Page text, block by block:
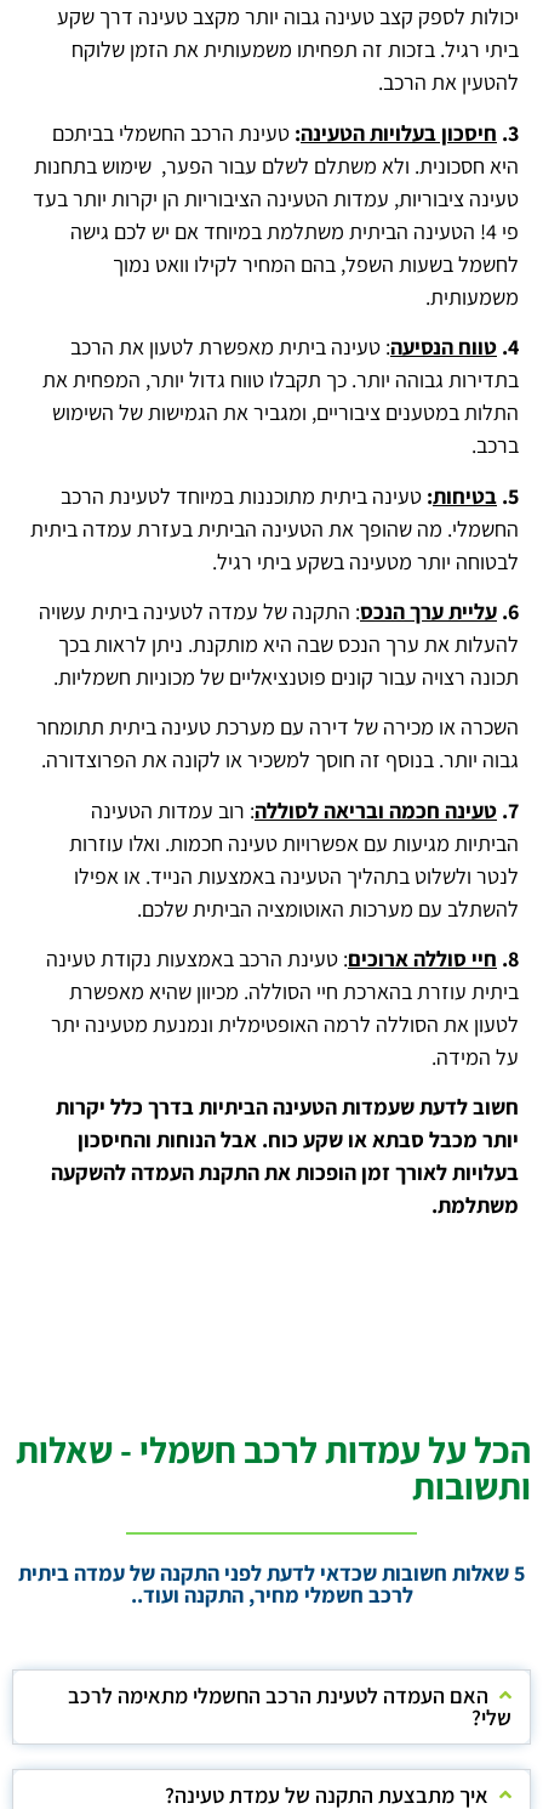
יכולות לספק קצב טעינה גבוה יותר מקצב טעינה דרך שקע
ביתי רגיל. בזכות זה תפחיתו משמעותית את הזמן שלוקח
להטעין את הרכב.
3. חיסכון בעלויות הטעינה: טעינת הרכב החשמלי בביתכם
היא חסכונית. ולא משתלם לשלם עבור הפער, שימוש בתחנות
טעינה ציבוריות, עמדות הטעינה הציבוריות הן יקרות יותר בעד
פי 4! הטעינה הביתית משתלמת במיוחד אם יש לכם גישה
לחשמל בשעות השפל, בהם המחיר לקילו וואט נמוך
משמעותית.
4. טווח הנסיעה: טעינה ביתית מאפשרת לטעון את הרכב
בתדירות גבוהה יותר. כך תקבלו טווח גדול יותר, המפחית את
התלות במטענים ציבוריים, ומגביר את הגמישות של השימוש
ברכב.
5. בטיחות: טעינה ביתית מתוכננות במיוחד לטעינת הרכב
החשמלי. מה שהופך את הטעינה הביתית בעזרת עמדה ביתית
לבטוחה יותר מטעינה בשקע ביתי רגיל.
6. עליית ערך הנכס: התקנה של עמדה לטעינה ביתית עשויה
להעלות את ערך הנכס שבה היא מותקנת. ניתן לראות בכך
תכונה רצויה עבור קונים פוטנציאליים של מכוניות חשמליות.
השכרה או מכירה של דירה עם מערכת טעינה ביתית תתומחר
גבוה יותר. בנוסף זה חוסך למשכיר או לקונה את הפרוצדורה.
7. טעינה חכמה ובריאה לסוללה: רוב עמדות הטעינה
הביתיות מגיעות עם אפשרויות טעינה חכמות. ואלו עוזרות
לנטר ולשלוט בתהליך הטעינה באמצעות הנייד. או אפילו
להשתלב עם מערכות האוטומציה הביתית שלכם.
8. חיי סוללה ארוכים: טעינת הרכב באמצעות נקודת טעינה
ביתית עוזרת בהארכת חיי הסוללה. מכיוון שהיא מאפשרת
לטעון את הסוללה לרמה האופטימלית ונמנעת מטעינה יתר
על המידה.
חשוב לדעת שעמדות הטעינה הביתיות בדרך כלל יקרות
יותר מכבל סבתא או שקע כוח. אבל הנוחות והחיסכון
בעלויות לאורך זמן הופכות את התקנת העמדה להשקעה
משתלמת.
הכל על עמדות לרכב חשמלי - שאלות
ותשובות
5 שאלות חשובות שכדאי לדעת לפני התקנה של עמדה ביתית
לרכב חשמלי מחיר, התקנה ועוד..
האם העמדה לטעינת הרכב החשמלי מתאימה לרכב
שלי?
איך מתבצעת התקנה של עמדת טעינה?